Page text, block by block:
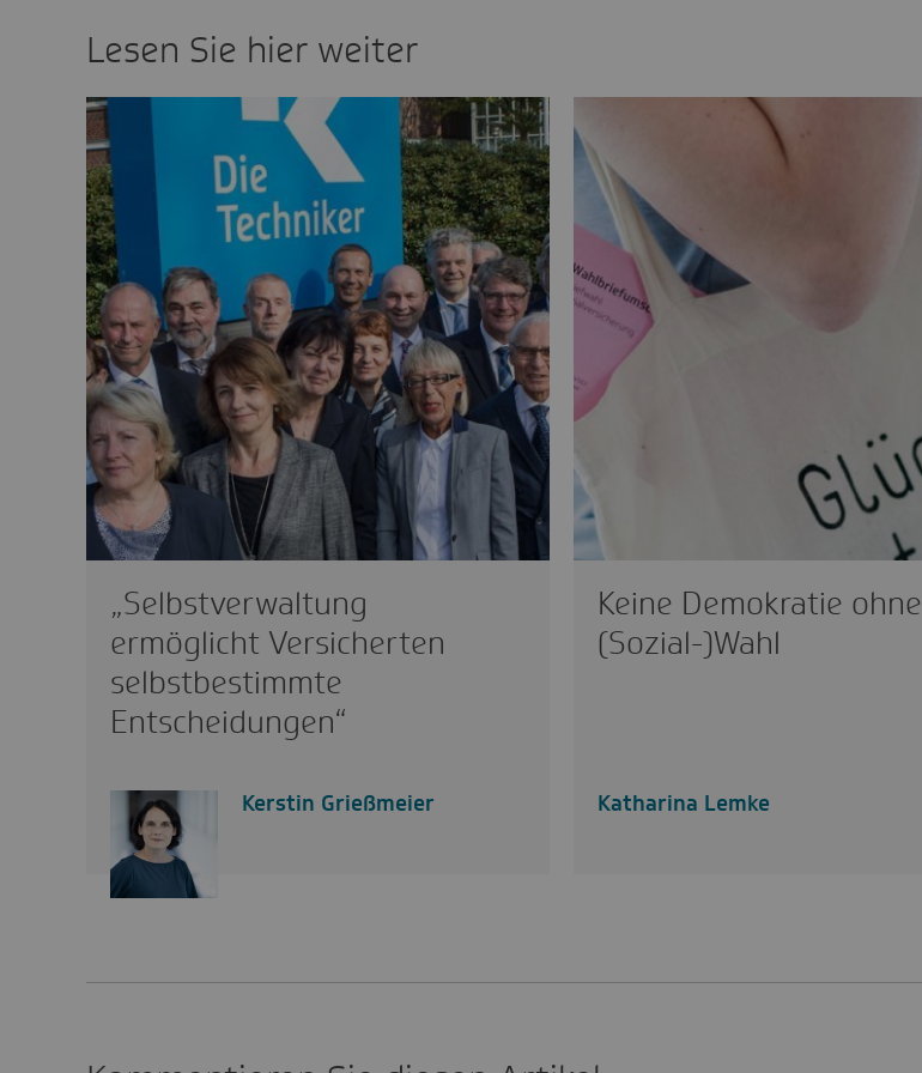
Lesen Sie hier weiter
„Selbstverwaltung
ermöglicht Versicherten
selbstbestimmte
Entscheidungen“
Kerstin Grießmeier
Keine Demokratie ohne
(Sozial-)Wahl
Katharina Lemke